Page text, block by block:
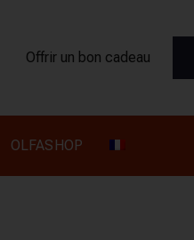
Offrir un bon cadeau
OLFASHOP